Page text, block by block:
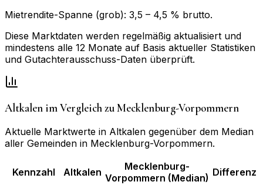
Mietrendite-Spanne (grob): 3,5 – 4,5 % brutto.
Diese Marktdaten werden regelmäßig aktualisiert und
mindestens alle 12 Monate auf Basis aktueller Statistiken
und Gutachterausschuss-Daten überprüft.
Altkalen im Vergleich zuMecklenburg-Vorpommern
Aktuelle Marktwerte in Altkalen gegenüber dem Median
aller Gemeinden in Mecklenburg-Vorpommern.
Kennzahl Altkalen
Mecklenburg-
Vorpommern (Median) Differenz